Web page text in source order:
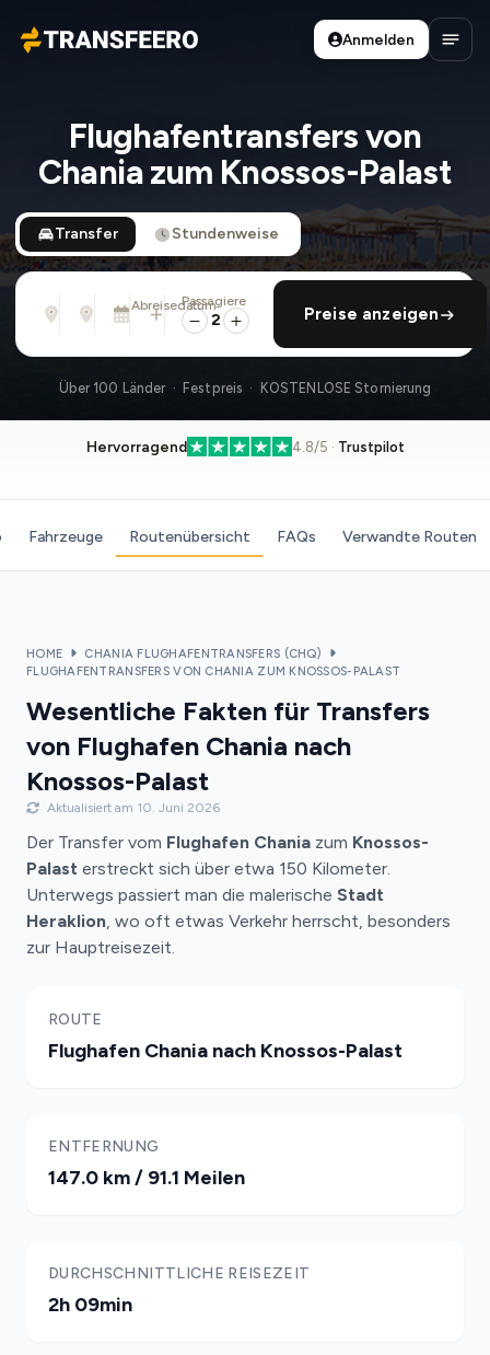
Transfeero
Anmelden
Flughafentransfers von
Chania zum Knossos-Palast
Transfer Stundenweise
Von
Adresse, Flughafen, Hotel, ...
Nach
Adresse, Flughafen, Hotel, ...
Abreisedatum
Mo., 10. Aug. · 01:45 PM
rückfahrt hinzufügen
Passagiere
2 Preise anzeigen
Über 100 Länder · Festpreis · KOSTENLOSE Stornierung
Hervorragend 4.8/5 · Trustpilot
Fahrzeuge Routenübersicht FAQs Verwandte Routen
HOME
CHANIA FLUGHAFENTRANSFERS (CHQ)
FLUGHAFENTRANSFERS VON CHANIA ZUM KNOSSOS-PALAST
Wesentliche Fakten für Transfers
von Flughafen Chania nach
Knossos-Palast
Aktualisiert am 10. Juni 2026
Der Transfer vom Flughafen Chania zum Knossos-
Palast erstreckt sich über etwa 150 Kilometer.
Unterwegs passiert man die malerische Stadt
Heraklion, wo oft etwas Verkehr herrscht, besonders
zur Hauptreisezeit.
ROUTE
Flughafen Chania nach Knossos-Palast
ENTFERNUNG
147.0 km / 91.1 Meilen
DURCHSCHNITTLICHE REISEZEIT
2h 09min